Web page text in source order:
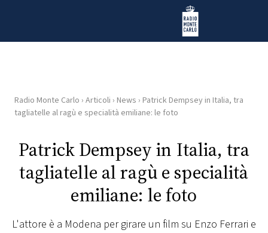
Radio Monte Carlo
HOME
RADIO
WEB
RADIO
PLAYLIST
Radio Monte Carlo › Articoli › News › Patrick Dempsey in Italia, tra
tagliatelle al ragù e specialità emiliane: le foto
Patrick Dempsey in Italia, tra
tagliatelle al ragù e specialità
emiliane: le foto
L'attore è a Modena per girare un film su Enzo Ferrari e